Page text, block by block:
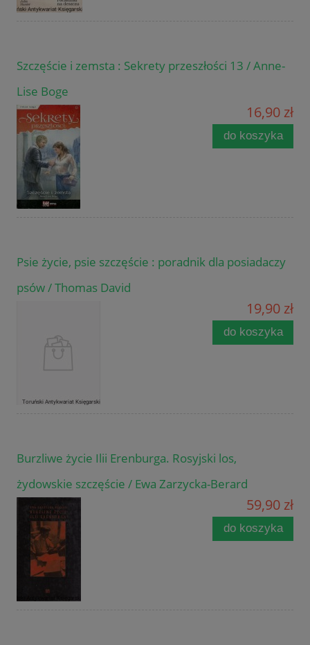
Szczęście i zemsta : Sekrety przeszłości 13 / Anne-
Lise Boge
16,90 zł
do koszyka
Psie życie, psie szczęście : poradnik dla posiadaczy
psów / Thomas David
19,90 zł
do koszyka
Burzliwe życie Ilii Erenburga. Rosyjski los,
żydowskie szczęście / Ewa Zarzycka-Berard
59,90 zł
do koszyka